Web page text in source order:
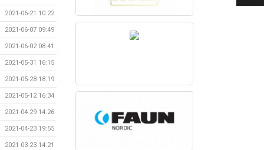
2021-06-21 10:22
2021-06-07 09:49
2021-06-02 08:41
2021-05-31 16:15
2021-05-28 18:19
2021-05-12 16:34
2021-04-29 14:26
2021-04-23 19:55
2021-03-23 14:21